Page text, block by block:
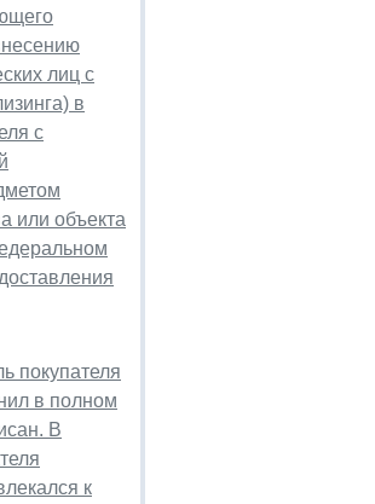
лиц с
в
с
или объекта
покупателя
в полном
В
к